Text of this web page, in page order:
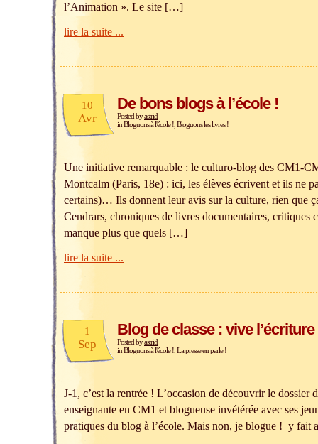
l’Animation ». Le site […]
lire la suite ...
10
Avr
De bons blogs à l’école !
Posted byastrid
inBloguons à l'école ! Bloguons les livres !
Une initiative remarquable : le culturo-blog des CM1-
Montcalm (Paris, 18e) : ici, les élèves écrivent et ils ne
certains)… Ils donnent leur avis sur la culture, rien que
Cendrars, chroniques de livres documentaires,
manque plus que quels […]
lire la suite ...
1
Sep
Blog de classe : vive l’écriture
Posted byastrid
inBloguons à l'école ! La presse en parle !
J-1, c’est la rentrée ! L’occasion de découvrir le dossier
enseignante en CM1 et blogueuse invétérée avec ses
pratiques du blog à l’école. Mais non, je blogue ! y fait